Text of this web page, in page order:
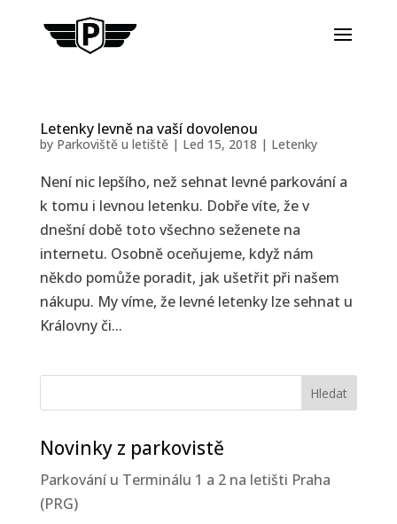
Letenky levně na vaší dovolenou
by Parkoviště u letiště| Led 15, 2018 | Letenky
Není nic lepšího, než sehnat levné parkování a
k tomu i levnou letenku. Dobře víte, že v
dnešní době toto všechno seženete na
internetu. Osobně oceňujeme, když nám
někdo pomůže poradit, jak ušetřit při našem
nákupu. My víme, že levné letenky lze sehnat u
Královny či...
Novinky z parkovistě
Parkování u Terminálu 1 a 2 na letišti Praha
(PRG)